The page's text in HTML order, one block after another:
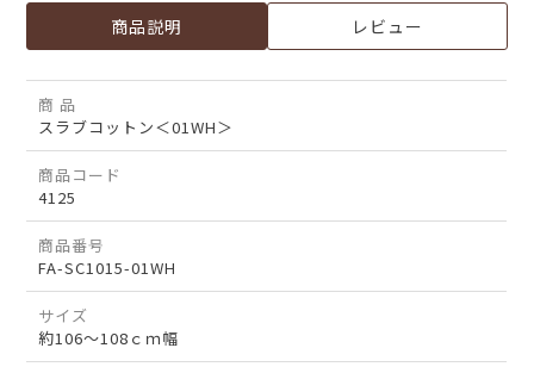
商品説明 レビュー
商 品
スラブコットン＜01WH＞
商品コード
4125
商品番号
FA-SC1015-01WH
サイズ
約106～108ｃｍ幅